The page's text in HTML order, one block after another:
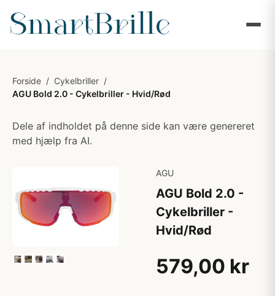
Forside / Cykelbriller /
AGU Bold 2.0 - Cykelbriller - Hvid/Rød
Dele af indholdet på denne side kan være genereret
med hjælp fra AI.
AGU
AGU Bold 2.0 -
Cykelbriller -
Hvid/Rød
579,00 kr